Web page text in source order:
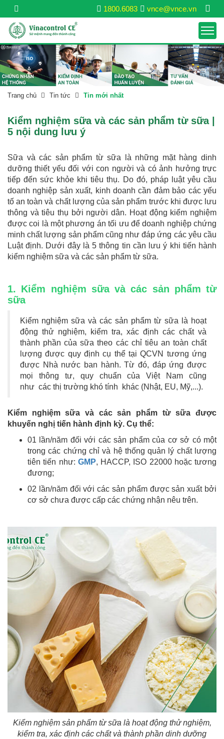
vnce@vnce.vn
1800.6083
Trang chủ Tin tức Tin mới nhất
Kiểm nghiệm sữa và các sản phẩm từ sữa |
5 nội dung lưu ý
Sữa và các sản phẩm từ sữa là những mặt hàng dinh
dưỡng thiết yếu đối với con người và có ảnh hưởng trực
tiếp đến sức khỏe khi tiêu thụ. Do đó, pháp luật yêu cầu
doanh nghiệp sản xuất, kinh doanh cần đảm bảo các yếu
tố an toàn và chất lượng của sản phẩm trước khi được lưu
thông và tiêu thụ bởi người dân. Hoạt động kiểm nghiệm
được coi là một phương án tối ưu để doanh nghiệp chứng
minh chất lượng sản phẩm cũng như đáp ứng các yêu cầu
Luật định. Dưới đây là 5 thông tin cần lưu ý khi tiến hành
kiểm nghiệm sữa và các sản phẩm từ sữa.
1. Kiểm nghiệm sữa và các sản phẩm từ
sữa
Kiểm nghiệm sữa và các sản phẩm từ sữa là hoạt
động thử nghiệm, kiểm tra, xác định các chất và
thành phần của sữa theo các chỉ tiêu an toàn chất
lượng được quy định cụ thể tại QCVN tương ứng
được Nhà nước ban hành. Từ đó, đáp ứng được
mọi thông tư, quy chuẩn của Việt Nam cũng
như các thị trường khó tính khác (Nhật, EU, Mỹ,...).
Kiểm nghiệm sữa và các sản phẩm từ sữa được
khuyến nghị tiến hành định kỳ. Cụ thể:
01 lần/năm đối với các sản phẩm của cơ sở có một
trong các chứng chỉ và hệ thống quản lý chất lượng
tiên tiến như: GMP, HACCP, ISO 22000 hoặc tương
đương;
02 lần/năm đối với các sản phẩm được sản xuất bởi
cơ sở chưa được cấp các chứng nhận nêu trên.
Kiểm nghiệm sản phẩm từ sữa là hoạt động thử nghiệm,
kiểm tra, xác định các chất và thành phần dinh dưỡng